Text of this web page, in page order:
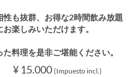
も抜群、お得な2時間飲み放題
楽しみいただけます。
料理を是非ご堪能ください。
¥ 15.000 (Impuesto incl.)